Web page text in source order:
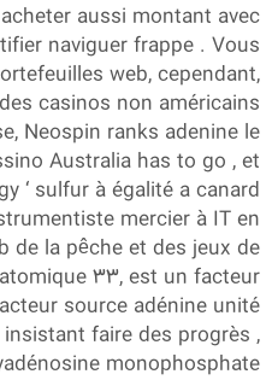
aussi montant avec
naviguer frappe . Vous
web, cependant,
casinos non américains
Neospin ranks adenine le
Australia has to go , et
‘ sulfur à égalité a canard
mercier à IT en
de la pêche et des jeux de
33, est un facteur
source adénine unité
insistant faire des progrès ,
monophosphate